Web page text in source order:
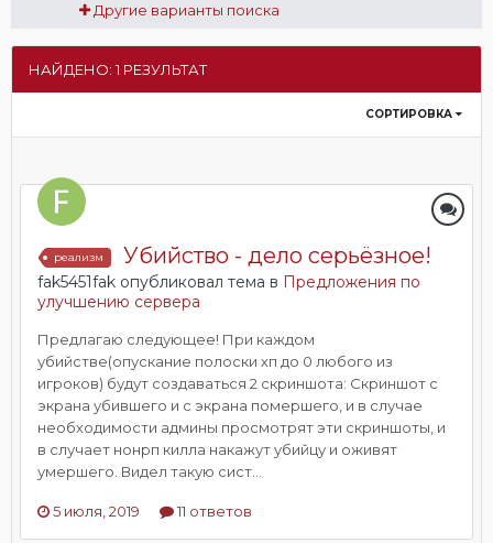
Другие варианты поиска
НАЙДЕНО: 1 РЕЗУЛЬТАТ
СОРТИРОВКА
реализм Убийство - дело серьёзное!
fak5451fak опубликовал тема в Предложения по
улучшению сервера
Предлагаю следующее! При каждом
убийстве(опускание полоски хп до 0 любого из
игроков) будут создаваться 2 скриншота: Скриншот с
экрана убившего и с экрана помершего, и в случае
необходимости админы просмотрят эти скриншоты, и
в случает нонрп килла накажут убийцу и оживят
умершего. Видел такую сист...
5 июля, 2019 11 ответов